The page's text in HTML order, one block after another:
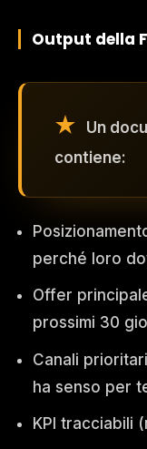
Output della
Un
contiene:
perché loro
Offer
prossimi 30
Canali
ha senso per
KPI tracciabili